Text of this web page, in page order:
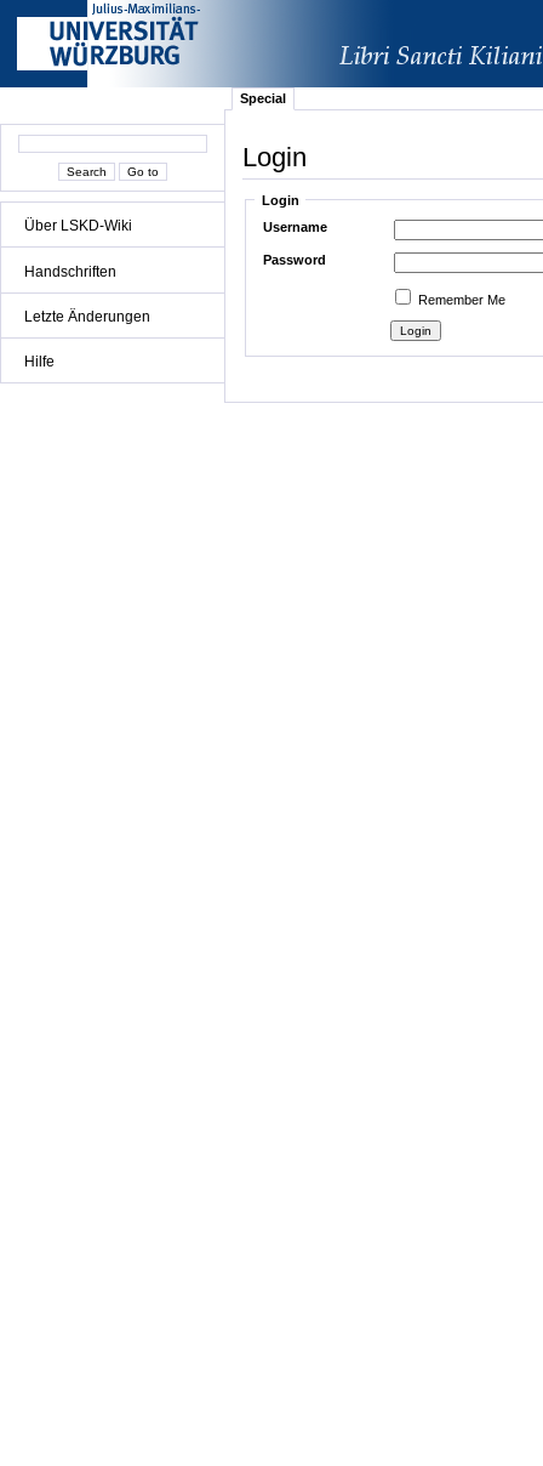
Über LSKD-Wiki
Handschriften
Letzte Änderungen
Hilfe
Special
Login
Login
Username
Password
Remember Me